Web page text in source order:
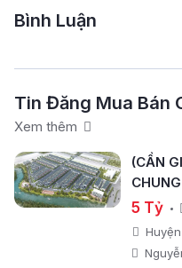
Bình Luận
Tin Đăng Mua Bán
Xem thêm
(CẦN
5 Tỷ